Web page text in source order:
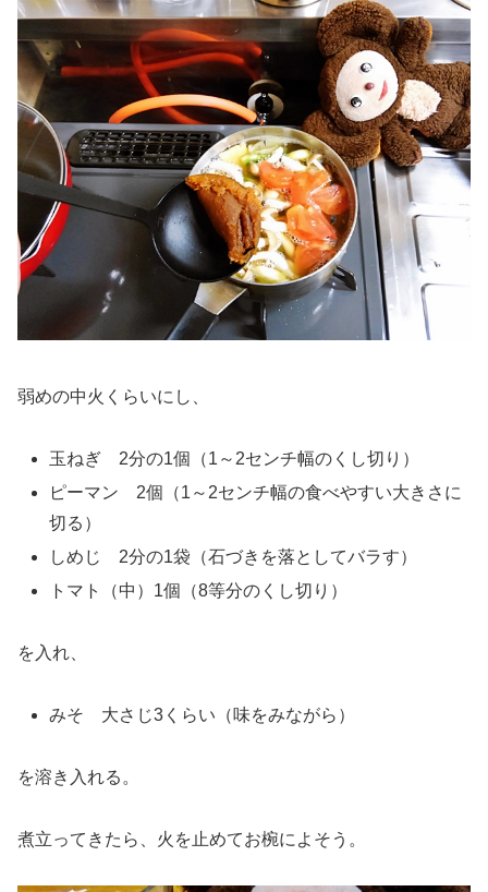
弱めの中火くらいにし、
玉ねぎ 2分の1個（1～2センチ幅のくし切り）
ピーマン 2個（1～2センチ幅の食べやすい大きさに
切る）
しめじ 2分の1袋（石づきを落としてバラす）
トマト（中）1個（8等分のくし切り）
を入れ、
みそ 大さじ3くらい（味をみながら）
を溶き入れる。
煮立ってきたら、火を止めてお椀によそう。